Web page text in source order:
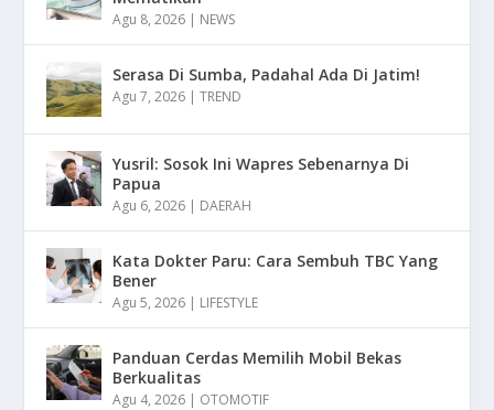
Agu 8, 2026 | NEWS
Serasa Di Sumba, Padahal Ada Di Jatim!
Agu 7, 2026 |TREND
Yusril: Sosok Ini Wapres Sebenarnya Di
Papua
Agu 6, 2026 | DAERAH
Kata Dokter Paru: Cara Sembuh TBC Yang
Bener
Agu 5, 2026 | LIFESTYLE
Panduan Cerdas Memilih Mobil Bekas
Berkualitas
Agu 4, 2026 | OTOMOTIF